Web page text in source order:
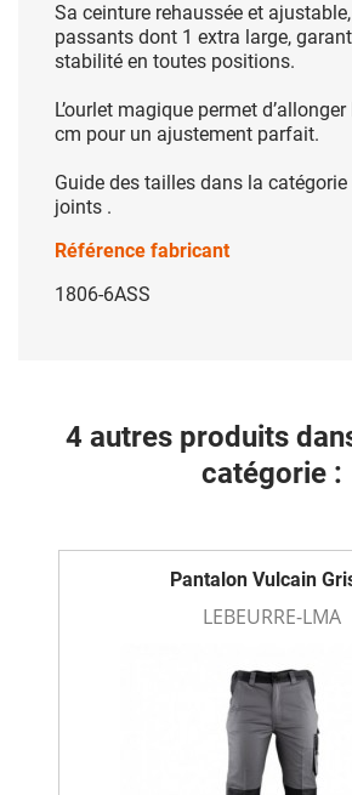
Sa ceinture rehaussée et
passants dont 1 extra large,
stabilité en toutes positions.
L’ourlet magique permet
cm pour un ajustement parfait.
Guide des tailles dans la
joints .
Référence fabricant
1806-6ASS
4 autres produits
catégorie :
Pantalon Vulcain
LEBEURRE-LMA